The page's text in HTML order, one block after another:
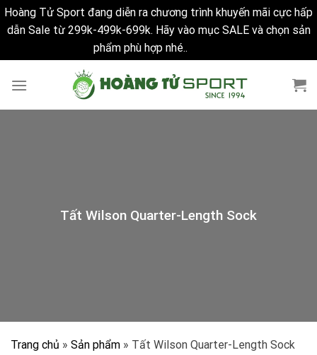
Hoàng Tử Sport đang diễn ra chương trình khuyến mãi cực hấp
dẫn Sale từ 299k-499k-699k. Hãy vào mục SALE và chọn sản
phẩm phù hợp nhé..
Tất Wilson Quarter-Length Sock
Trang chủ » Sản phẩm » Tất Wilson Quarter-Length Sock